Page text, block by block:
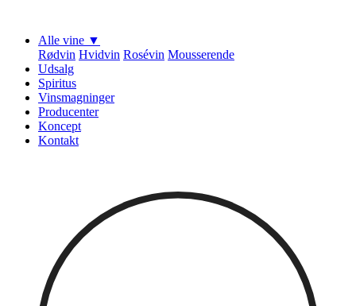
Alle vine ▼
Rødvin Hvidvin Rosévin Mousserende
Udsalg
Spiritus
Vinsmagninger
Producenter
Koncept
Kontakt